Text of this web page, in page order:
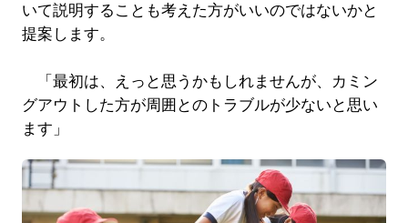
いて説明することも考えた方がいいのではないかと
提案します。
「最初は、えっと思うかもしれませんが、カミン
グアウトした方が周囲とのトラブルが少ないと思い
ます」